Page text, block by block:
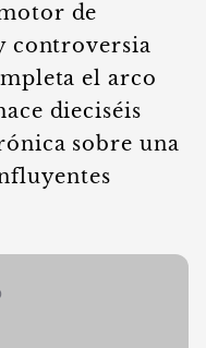
de
controversia
el arco
dieciséis
sobre una